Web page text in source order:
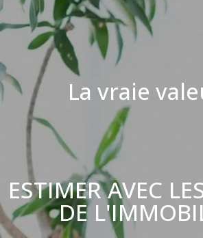
La vraie
ESTIMER AVEC
DE